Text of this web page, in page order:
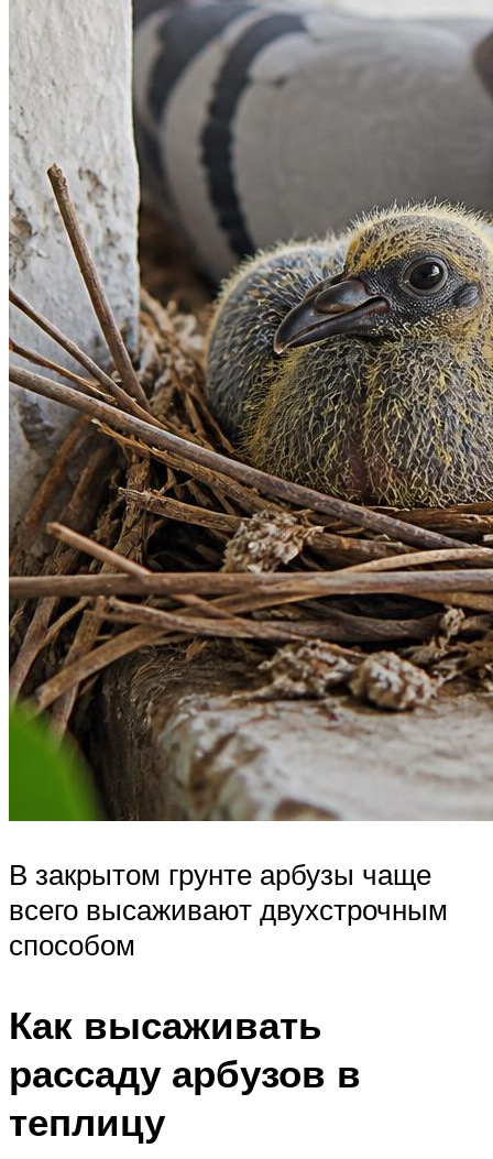
В закрытом грунте арбузы чаще
всего высаживают двухстрочным
способом
Как высаживать
рассаду арбузов в
теплицу